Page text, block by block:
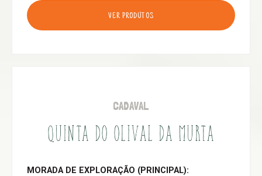
VER PRODUTOS
CADAVAL
QUINTA DO OLIVAL DA MURTA
MORADA DE EXPLORAÇÃO (PRINCIPAL):